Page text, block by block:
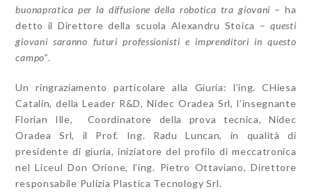
buonapratica per la diffusione della robotica tra giovani – ha
detto il Direttore della scuola Alexandru Stoica – questi
giovani saranno futuri professionisti e imprenditori in questo
campo”.
Un ringraziamento particolare alla Giuria: l’ing. CHiesa
Catalin, della Leader R&D, Nidec Oradea Srl, l’insegnante
Florian Ille, Coordinatore della prova tecnica, Nidec
Oradea Srl, il Prof. Ing. Radu Luncan, in qualità di
presidente di giuria, iniziatore del profilo di meccatronica
nel Liceul Don Orione, l’ing. Pietro Ottaviano, Direttore
responsabile Pulizia Plastica Tecnology Srl.